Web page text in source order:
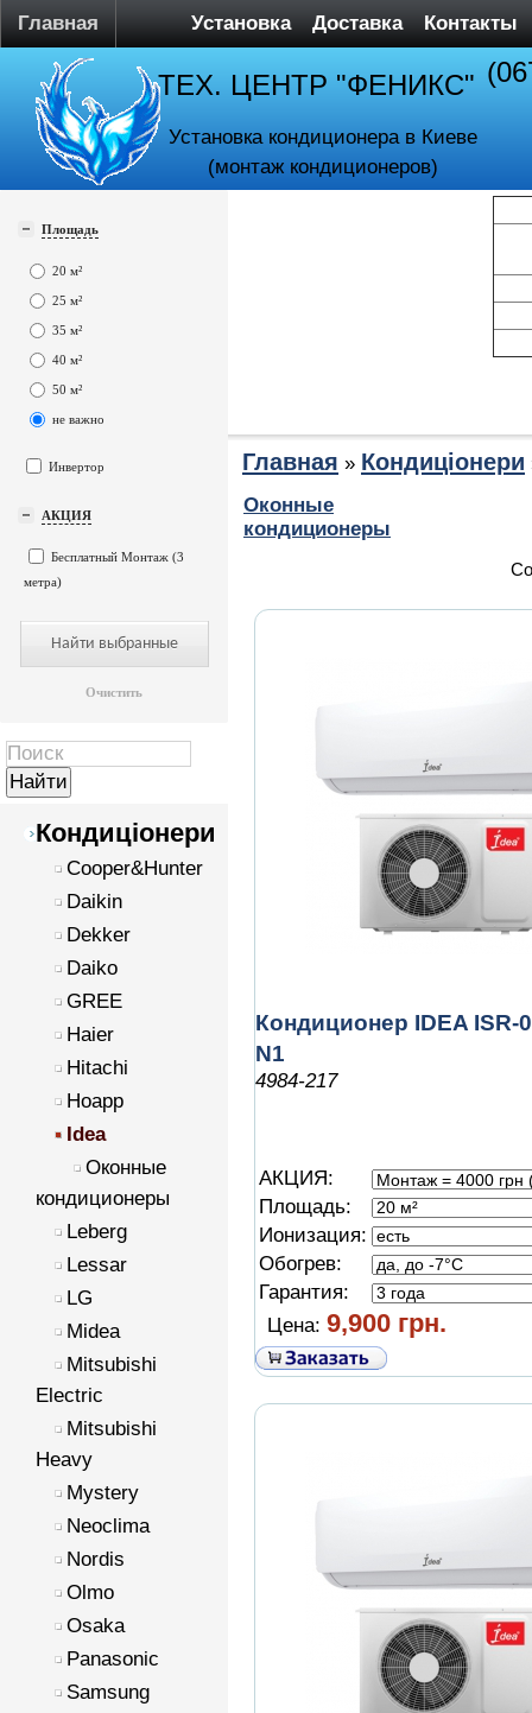
Главная Установка Доставка Контакты
ТЕХ. ЦЕНТР "ФЕНИКС"
Установка кондиционера в Киеве
(монтаж кондиционеров)
Площадь
20 м²
25 м²
35 м²
40 м²
50 м²
не важно
Инвертор
АКЦИЯ
Бесплатный Монтаж (3
метра)
Очистить
Кондиціонери
Cooper&Hunter
Daikin
Dekker
Daiko
GREE
Haier
Hitachi
Hoapp
Idea
Оконные
кондиционеры
Leberg
Lessar
LG
Midea
Mitsubishi
Electric
Mitsubishi
Heavy
Mystery
Neoclima
Nordis
Olmo
Osaka
Panasonic
Samsung
Главная » Кондиціонери
Оконные
кондиционеры
Кондиционер IDEA ISR-
N1
4984-217
АКЦИЯ:
Площадь:
Ионизация:
Обогрев:
Гарантия:
Цена: 9,900 грн.